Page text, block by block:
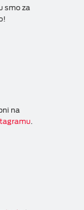
smo za
na
.